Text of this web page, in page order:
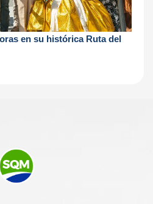
en su histórica Ruta del